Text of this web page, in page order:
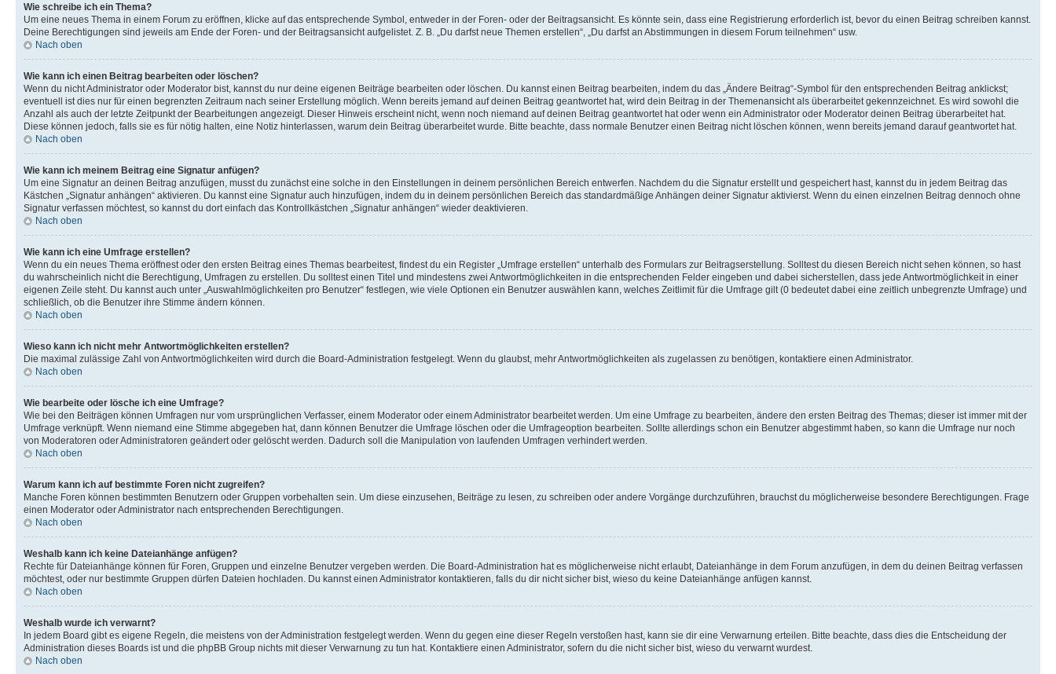
Wie schreibe ich ein Thema?
Um eine neues Thema in einem Forum zu eröffnen, klicke auf das entsprechende Symbol, entweder in der Foren- oder der Beitragsansicht. Es könnte sein, dass eine Registrierung erforderlich ist, bevor du einen Beitrag schreiben kannst.
Deine Berechtigungen sind jeweils am Ende der Foren- und der Beitragsansicht aufgelistet. Z. B. „Du darfst neue Themen erstellen“, „Du darfst an Abstimmungen in diesem Forum teilnehmen“ usw.
Nach oben
Wie kann ich einen Beitrag bearbeiten oder löschen?
Wenn du nicht Administrator oder Moderator bist, kannst du nur deine eigenen Beiträge bearbeiten oder löschen. Du kannst einen Beitrag bearbeiten, indem du das „Ändere Beitrag“-Symbol für den entsprechenden Beitrag anklickst;
eventuell ist dies nur für einen begrenzten Zeitraum nach seiner Erstellung möglich. Wenn bereits jemand auf deinen Beitrag geantwortet hat, wird dein Beitrag in der Themenansicht als überarbeitet gekennzeichnet. Es wird sowohl die
Anzahl als auch der letzte Zeitpunkt der Bearbeitungen angezeigt. Dieser Hinweis erscheint nicht, wenn noch niemand auf deinen Beitrag geantwortet hat oder wenn ein Administrator oder Moderator deinen Beitrag überarbeitet hat.
Diese können jedoch, falls sie es für nötig halten, eine Notiz hinterlassen, warum dein Beitrag überarbeitet wurde. Bitte beachte, dass normale Benutzer einen Beitrag nicht löschen können, wenn bereits jemand darauf geantwortet hat.
Nach oben
Wie kann ich meinem Beitrag eine Signatur anfügen?
Um eine Signatur an deinen Beitrag anzufügen, musst du zunächst eine solche in den Einstellungen in deinem persönlichen Bereich entwerfen. Nachdem du die Signatur erstellt und gespeichert hast, kannst du in jedem Beitrag das
Kästchen „Signatur anhängen“ aktivieren. Du kannst eine Signatur auch hinzufügen, indem du in deinem persönlichen Bereich das standardmäßige Anhängen deiner Signatur aktivierst. Wenn du einen einzelnen Beitrag dennoch ohne
Signatur verfassen möchtest, so kannst du dort einfach das Kontrollkästchen „Signatur anhängen“ wieder deaktivieren.
Nach oben
Wie kann ich eine Umfrage erstellen?
Wenn du ein neues Thema eröffnest oder den ersten Beitrag eines Themas bearbeitest, findest du ein Register „Umfrage erstellen“ unterhalb des Formulars zur Beitragserstellung. Solltest du diesen Bereich nicht sehen können, so hast
du wahrscheinlich nicht die Berechtigung, Umfragen zu erstellen. Du solltest einen Titel und mindestens zwei Antwortmöglichkeiten in die entsprechenden Felder eingeben und dabei sicherstellen, dass jede Antwortmöglichkeit in einer
eigenen Zeile steht. Du kannst auch unter „Auswahlmöglichkeiten pro Benutzer“ festlegen, wie viele Optionen ein Benutzer auswählen kann, welches Zeitlimit für die Umfrage gilt (0 bedeutet dabei eine zeitlich unbegrenzte Umfrage) und
schließlich, ob die Benutzer ihre Stimme ändern können.
Nach oben
Wieso kann ich nicht mehr Antwortmöglichkeiten erstellen?
Die maximal zulässige Zahl von Antwortmöglichkeiten wird durch die Board-Administration festgelegt. Wenn du glaubst, mehr Antwortmöglichkeiten als zugelassen zu benötigen, kontaktiere einen Administrator.
Nach oben
Wie bearbeite oder lösche ich eine Umfrage?
Wie bei den Beiträgen können Umfragen nur vom ursprünglichen Verfasser, einem Moderator oder einem Administrator bearbeitet werden. Um eine Umfrage zu bearbeiten, ändere den ersten Beitrag des Themas; dieser ist immer mit der
Umfrage verknüpft. Wenn niemand eine Stimme abgegeben hat, dann können Benutzer die Umfrage löschen oder die Umfrageoption bearbeiten. Sollte allerdings schon ein Benutzer abgestimmt haben, so kann die Umfrage nur noch
von Moderatoren oder Administratoren geändert oder gelöscht werden. Dadurch soll die Manipulation von laufenden Umfragen verhindert werden.
Nach oben
Warum kann ich auf bestimmte Foren nicht zugreifen?
Manche Foren können bestimmten Benutzern oder Gruppen vorbehalten sein. Um diese einzusehen, Beiträge zu lesen, zu schreiben oder andere Vorgänge durchzuführen, brauchst du möglicherweise besondere Berechtigungen. Frage
einen Moderator oder Administrator nach entsprechenden Berechtigungen.
Nach oben
Weshalb kann ich keine Dateianhänge anfügen?
Rechte für Dateianhänge können für Foren, Gruppen und einzelne Benutzer vergeben werden. Die Board-Administration hat es möglicherweise nicht erlaubt, Dateianhänge in dem Forum anzufügen, in dem du deinen Beitrag verfassen
möchtest, oder nur bestimmte Gruppen dürfen Dateien hochladen. Du kannst einen Administrator kontaktieren, falls du dir nicht sicher bist, wieso du keine Dateianhänge anfügen kannst.
Nach oben
Weshalb wurde ich verwarnt?
In jedem Board gibt es eigene Regeln, die meistens von der Administration festgelegt werden. Wenn du gegen eine dieser Regeln verstoßen hast, kann sie dir eine Verwarnung erteilen. Bitte beachte, dass dies die Entscheidung der
Administration dieses Boards ist und die phpBB Group nichts mit dieser Verwarnung zu tun hat. Kontaktiere einen Administrator, sofern du die nicht sicher bist, wieso du verwarnt wurdest.
Nach oben